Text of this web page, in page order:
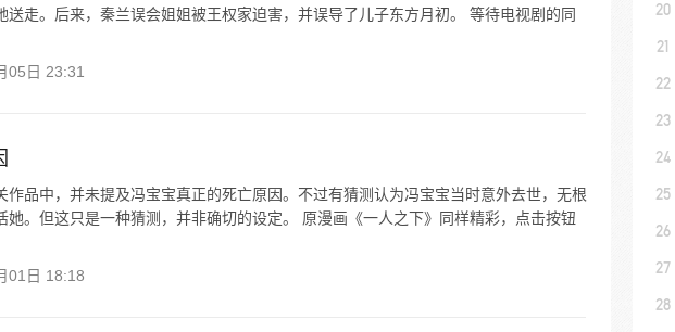
送走。后来，秦兰误会姐姐被王权家迫害，并误导了儿子东方月初。 等待电视剧的同
05日 23:31
作品中，并未提及冯宝宝真正的死亡原因。不过有猜测认为冯宝宝当时意外去世，无根
她。但这只是一种猜测，并非确切的设定。 原漫画《一人之下》同样精彩，点击按钮
01日 18:18
20
21
22
23
24
25
26
27
28